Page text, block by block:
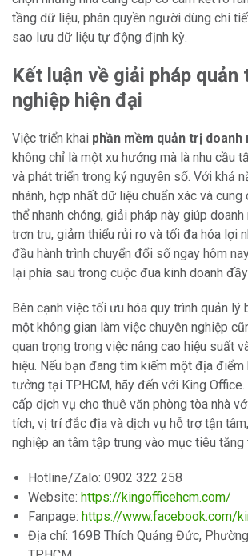
tầng dữ liệu, phân quyền người dùng chi
sao lưu dữ liệu tự động định kỳ.
Kết luận về giải pháp quản
nghiệp hiện đại
Việc triển khai phần mềm quản trị doanh
không chỉ là một xu hướng mà là nhu cầu
và phát triển trong kỷ nguyên số. Với khả
nhánh, hợp nhất dữ liệu chuẩn xác và
thể nhanh chóng, giải pháp này giúp doanh
trơn tru, giảm thiểu rủi ro và tối đa hóa lợi
đầu hành trình chuyển đổi số ngay hôm
lại phía sau trong cuộc đua kinh doanh
Bên cạnh việc tối ưu hóa quy trình quản lý
một không gian làm việc chuyên nghiệp
quan trọng trong việc nâng cao hiệu suất
hiệu. Nếu bạn đang tìm kiếm một địa điểm
tưởng tại TP.HCM, hãy đến với King
cấp dịch vụ cho thuê văn phòng tòa nhà
tích, vị trí đắc địa và dịch vụ hỗ trợ tận
nghiệp an tâm tập trung vào mục tiêu tăng
Hotline/Zalo: 0902 322 258
Website: https://kingofficehcm.com/
Fanpage: https://www.facebook.com/
Địa chỉ: 169B Thích Quảng Đức,